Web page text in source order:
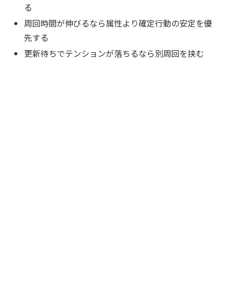
る
周回時間が伸びるなら属性より確定行動の安定を優
先する
更新待ちでテンションが落ちるなら別周回を挟む